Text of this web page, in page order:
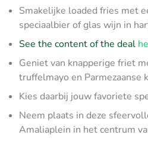
Smakelijke loaded fries met
speciaalbier of glas wijn in
See the content of the deal
Geniet van knapperige friet
truffelmayo en Parmezaanse
Kies daarbij jouw favoriete
Neem plaats in deze
Amaliaplein in het centrum